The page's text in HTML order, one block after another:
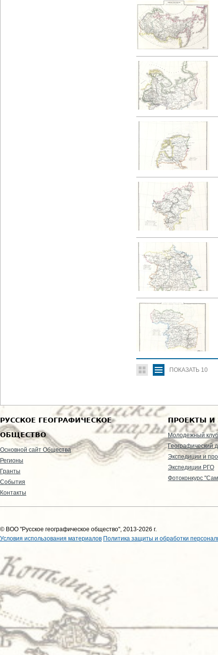
ПОКАЗАТЬ 10
РУССКОЕ ГЕОГРАФИЧЕСКОЕ
ОБЩЕСТВО
Основной сайт Общества
Регионы
Гранты
События
Контакты
ПРОЕКТЫ И
Молодежный клуб
Географический
Экспедиции и
Экспедиции РГО
Фотоконкурс
© ВОО "Русское географическое общество", 2013-2026 г.
Условия использования материалов Политика защиты и обработки